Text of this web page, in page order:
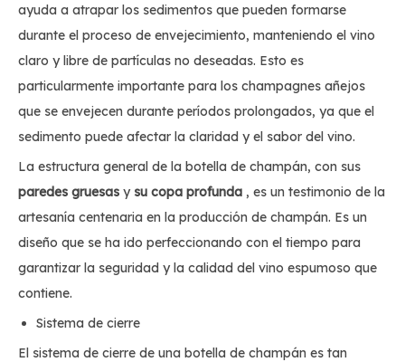
ayuda a atrapar los sedimentos que pueden formarse
durante el proceso de envejecimiento, manteniendo el vino
claro y libre de partículas no deseadas. Esto es
particularmente importante para los champagnes añejos
que se envejecen durante períodos prolongados, ya que el
sedimento puede afectar la claridad y el sabor del vino.
La estructura general de la botella de champán, con sus
paredes gruesas y su copa profunda , es un testimonio de la
artesanía centenaria en la producción de champán. Es un
diseño que se ha ido perfeccionando con el tiempo para
garantizar la seguridad y la calidad del vino espumoso que
contiene.
Sistema de cierre
El sistema de cierre de una botella de champán es tan